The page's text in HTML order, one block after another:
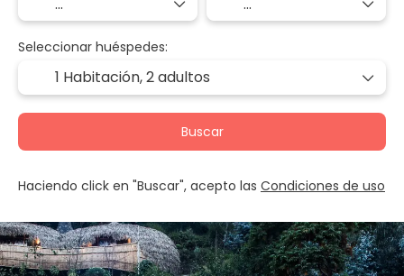
Seleccionar huéspedes:
1 Habitación,2 adultos
Buscar
Haciendo click en "Buscar", acepto las Condiciones de uso